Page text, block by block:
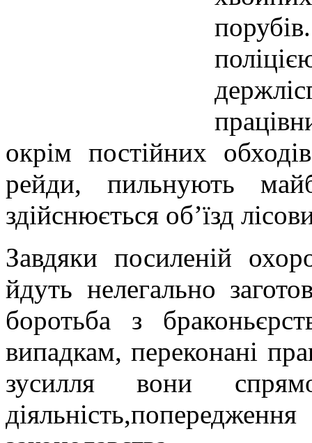
окрім постійних
рейди, пильнують
здійснюється об’їзд
Завдяки посиленій
йдуть нелегально
боротьба з
випадкам, переконані
зусилля вони